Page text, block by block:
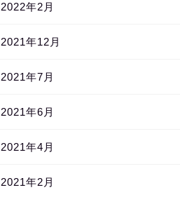
2022年2月
2021年12月
2021年7月
2021年6月
2021年4月
2021年2月